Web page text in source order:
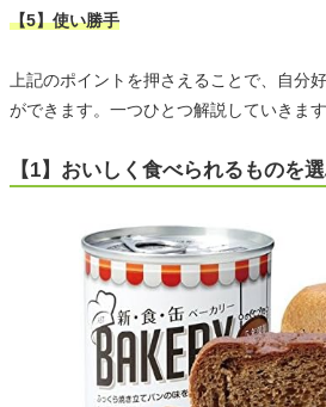
【5】使い勝手
上記のポイントを押さえることで、自分
ができます。一つひとつ解説していきます
【1】おいしく食べられるものを